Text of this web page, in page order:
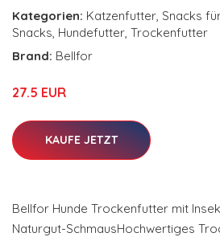
Kategorien: Katzenfutter, Snacks
Snacks, Hundefutter, Trockenfutter
Brand: Bellfor
27.5 EUR
KAUFE JETZT
Bellfor Hunde Trockenfutter mit
Naturgut-SchmausHochwertiges